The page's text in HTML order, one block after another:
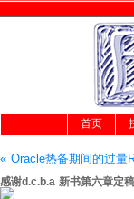
首页
« Oracle热备期间的过量
感谢d.c.b.a 新书第六章定稿